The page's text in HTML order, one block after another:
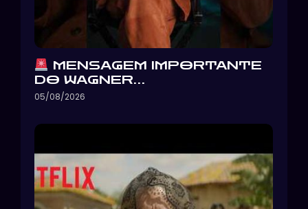
MENSAGEM IMPORTANTE
DO WAGNER…
05/08/2026